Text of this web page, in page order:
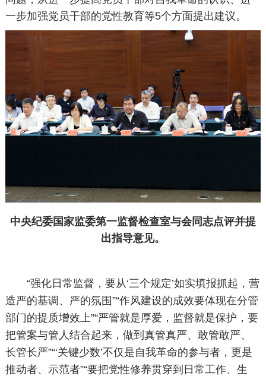
一步加强党员干部的党性教育等5个方面提出建议。
中央纪委国家监委第一监督检查室与会同志点评并提
出指导意见。
“强化日常监督，要从‘三个规定’如实填报抓起，营
造严的基调、严的氛围”“作风建设的成效要体现在分管
部门的提质增效上”“严管就是厚爱，监督就是保护，要
把管案与管人结合起来，做到真管真严、敢管敢严、
长管长严”“‘关键少数’不仅是自我革命的参与者，更是
推动者、示范者”“要把党性修养贯穿到日常工作、生